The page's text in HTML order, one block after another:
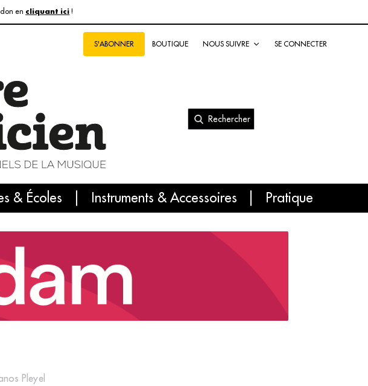
en cliquant ici !
S'ABONNER BOUTIQUE NOUS SUIVRE SE CONNECTER
Rechercher
& Écoles Instruments & Accessoires Pratique
International
Pleyel